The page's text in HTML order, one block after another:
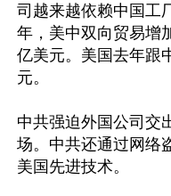
司越来越依赖中国工
年，美中双向贸易增
亿美元。美国去年跟
元。
中共强迫外国公司交
场。中共还通过网络
美国先进技术。